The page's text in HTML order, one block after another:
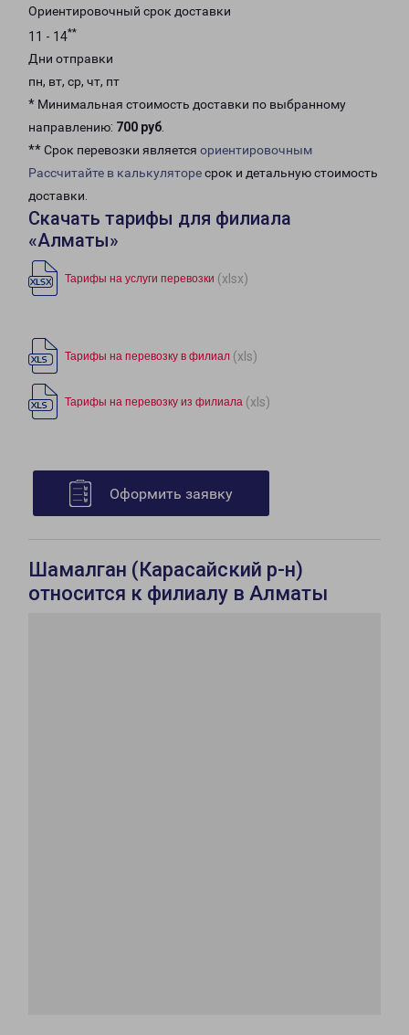
Ориентировочный срок доставки
11 - 14**
Дни отправки
пн, вт, ср, чт, пт
* Минимальная стоимость доставки по выбранному
направлению: 700 руб.
** Срок перевозки является ориентировочным
Рассчитайте в калькуляторесрок и детальную стоимость
доставки.
Скачать тарифы для филиала
«Алматы»
Тарифы на услуги перевозки (xlsx)
Тарифы на перевозку в филиал (xls)
Тарифы на перевозку из филиала (xls)
Оформить заявку
Шамалган (Карасайский р-н)
относится к филиалу в Алматы